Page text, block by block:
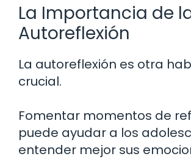
La Importancia de
Autoreflexión
La autoreflexión es otra
crucial.
Fomentar momentos de
puede ayudar a los
entender mejor sus